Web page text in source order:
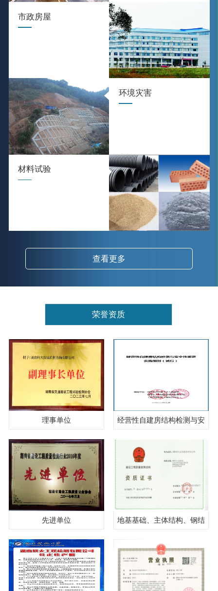
市政房屋
环境灾害
材料试验
查看更多
荣誉资质
理事单位 经营性自建房结构检测与安
先进单位 地基基础、主体结构、钢结